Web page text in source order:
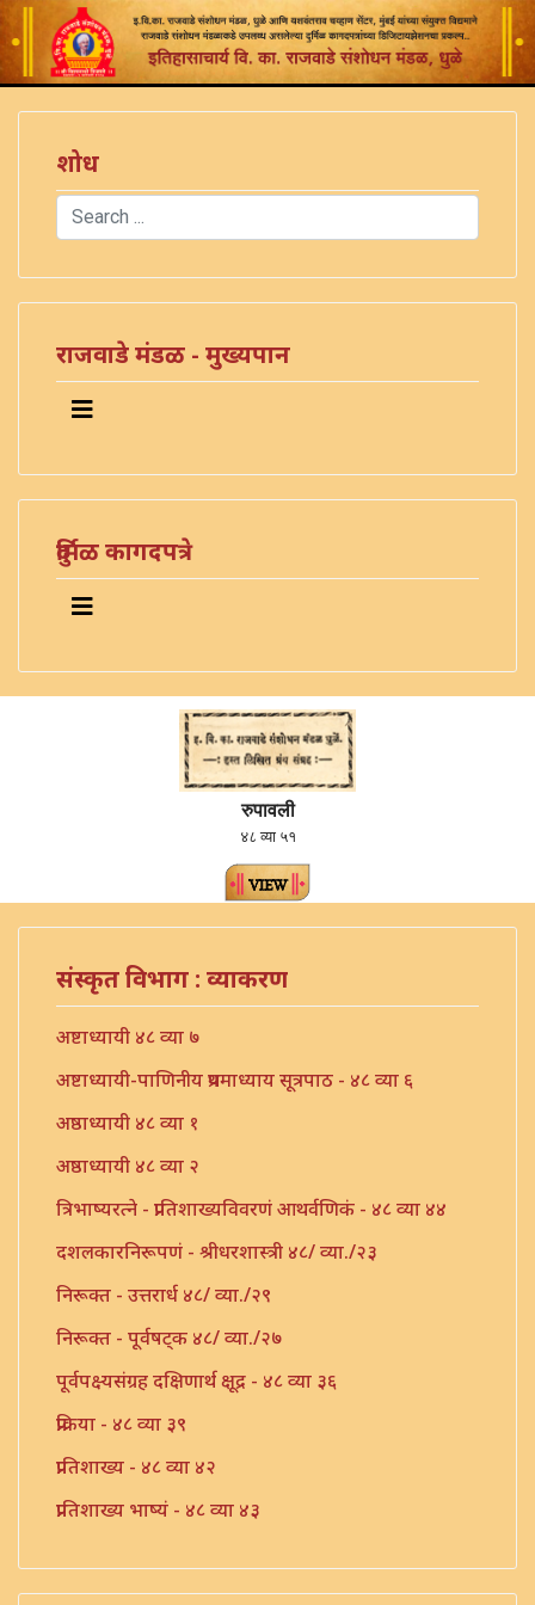
शोध
Search
राजवाडे मंडळ - मुख्यपान
दुर्मिळ कागदपत्रे
रुपावली
४८ व्या ५१
संस्कृत विभाग : व्याकरण
अष्टाध्यायी ४८ व्या ७
अष्टाध्यायी-पाणिनीय प्रथमाध्याय सूत्रपाठ - ४८ व्या ६
अष्ठाध्यायी ४८ व्या १
अष्ठाध्यायी ४८ व्या २
त्रिभाष्यरत्ने - प्रातिशाख्यविवरणं आथर्वणिकं - ४८ व्या ४४
दशलकारनिरूपणं - श्रीधरशास्त्री ४८/ व्या./२३
निरूक्त - उत्तरार्ध ४८/ व्या./२९
निरूक्त - पूर्वषट्क ४८/ व्या./२७
पूर्वपक्ष्यसंग्रह दक्षिणार्थ क्षूद्र - ४८ व्या ३६
प्रक्रिया - ४८ व्या ३९
प्रातिशाख्य - ४८ व्या ४२
प्रातिशाख्य भाष्यं - ४८ व्या ४३
प्रौढमनोरमा ४८ व्या ४६